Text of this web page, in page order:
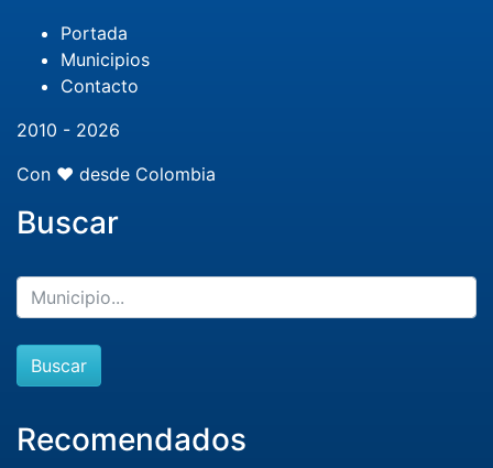
Portada
Municipios
Contacto
2010 - 2026
Con ❤️ desde Colombia
Buscar
Buscar
Recomendados